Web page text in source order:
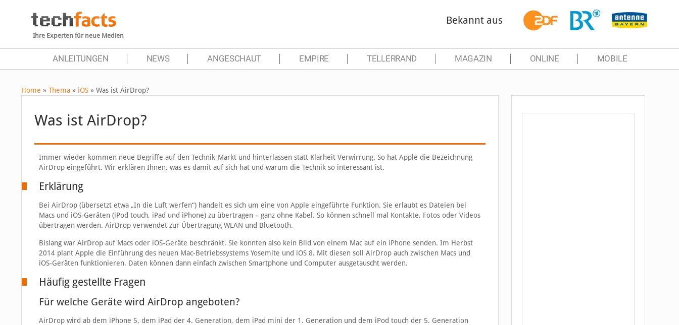
Ihre Experten für neue Medien
Bekannt aus
ANLEITUNGEN NEWS ANGESCHAUT EMPIRE TELLERRAND MAGAZIN ONLINE MOBILE
Home » Thema » iOS » Was ist AirDrop?
Was ist AirDrop?
Immer wieder kommen neue Begriffe auf den Technik-Markt und hinterlassen statt Klarheit Verwirrung. So hat Apple die Bezeichnung
AirDrop eingeführt. Wir erklären Ihnen, was es damit auf sich hat und warum die Technik so interessant ist.
Erklärung
Bei AirDrop (übersetzt etwa „In die Luft werfen“) handelt es sich um eine von Apple eingeführte Funktion. Sie erlaubt es Dateien bei
Macs und iOS-Geräten (iPod touch, iPad und iPhone) zu übertragen – ganz ohne Kabel. So können schnell mal Kontakte, Fotos oder Videos
übertragen werden. AirDrop verwendet zur Übertragung WLAN und Bluetooth.
Bislang war AirDrop auf Macs oder iOS-Geräte beschränkt. Sie konnten also kein Bild von einem Mac auf ein iPhone senden. Im Herbst
2014 plant Apple die Einführung des neuen Mac-Betriebssystems Yosemite und iOS 8. Mit diesen soll AirDrop auch zwischen Macs und
iOS-Geräten funktionieren. Daten können dann einfach zwischen Smartphone und Computer ausgetauscht werden.
Häufig gestellte Fragen
Für welche Geräte wird AirDrop angeboten?
AirDrop wird ab dem iPhone 5, dem iPad der 4. Generation, dem iPad mini der 1. Generation und dem iPod touch der 5. Generation